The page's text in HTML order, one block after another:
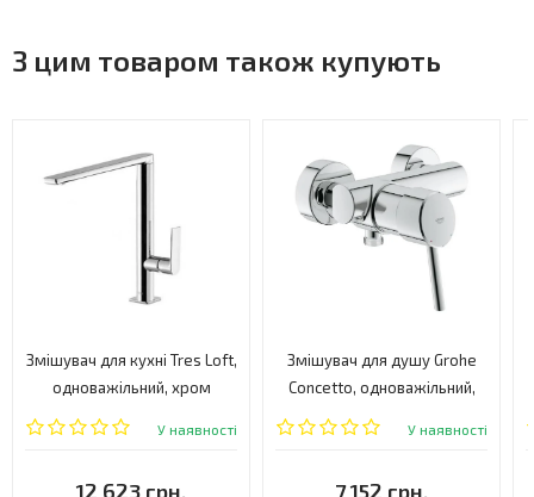
З цим товаром також купують
Змішувач для кухні Tres Loft,
одноважільний, хром
(20044001)
У наявності
12 623 грн.
Змішувач для душу Grohe
Concetto, одноважільний,
хром (32210001)
У наявності
7 152 грн.